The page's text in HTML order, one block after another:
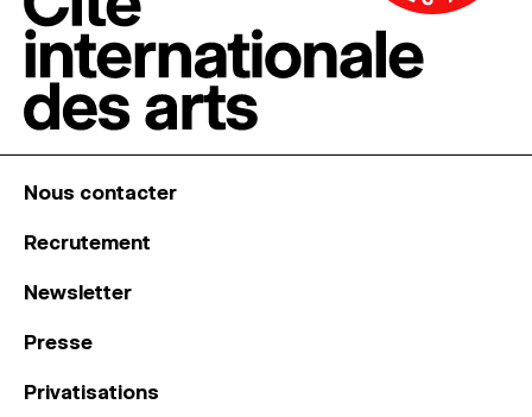
Nous contacter
Recrutement
Newsletter
Presse
Privatisations